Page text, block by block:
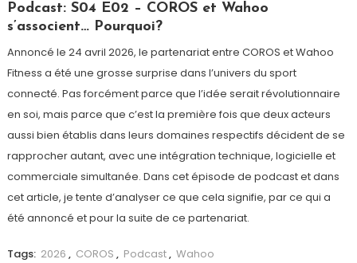
Podcast: S04 E02 – COROS et Wahoo
s’associent… Pourquoi?
Annoncé le 24 avril 2026, le partenariat entre COROS et Wahoo
Fitness a été une grosse surprise dans l’univers du sport
connecté. Pas forcément parce que l’idée serait révolutionnaire
en soi, mais parce que c’est la première fois que deux acteurs
aussi bien établis dans leurs domaines respectifs décident de se
rapprocher autant, avec une intégration technique, logicielle et
commerciale simultanée. Dans cet épisode de podcast et dans
cet article, je tente d’analyser ce que cela signifie, par ce qui a
été annoncé et pour la suite de ce partenariat.
Tags: 2026 , COROS , Podcast, Wahoo